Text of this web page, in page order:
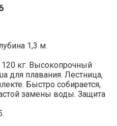
1,3 м.
120 кг. Высокопрочный
для плавания. Лестница,
Быстро собирается,
замены воды. Защита